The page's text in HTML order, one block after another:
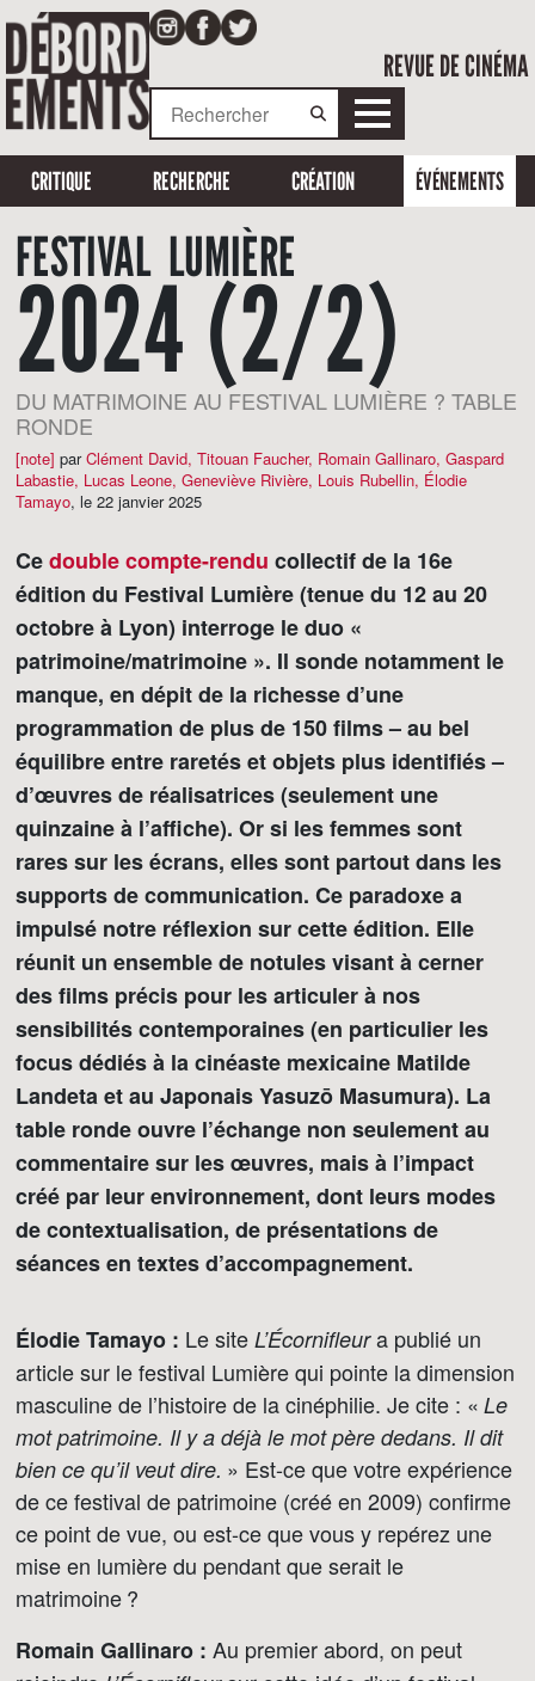
REVUE DE CINÉMA
CRITIQUE RECHERCHE CRÉATION ÉVÉNEMENTS
FESTIVAL LUMIÈRE
2024 (2/2)
DU MATRIMOINE AU FESTIVAL LUMIÈRE ? TABLE
RONDE
[note] parClément David, Titouan Faucher, Romain Gallinaro, Gaspard
Labastie, Lucas Leone, Geneviève Rivière, Louis Rubellin, Élodie
Tamayo, le 22 janvier 2025
Cedouble compte-rendu collectif de la 16e
édition du Festival Lumière (tenue du 12 au 20
octobre à Lyon) interroge le duo «
patrimoine/matrimoine ». Il sonde notamment le
manque, en dépit de la richesse d’une
programmation de plus de 150 films – au bel
équilibre entre raretés et objets plus identifiés –
d’œuvres de réalisatrices (seulement une
quinzaine à l’affiche). Or si les femmes sont
rares sur les écrans, elles sont partout dans les
supports de communication. Ce paradoxe a
impulsé notre réflexion sur cette édition. Elle
réunit un ensemble de notules visant à cerner
des films précis pour les articuler à nos
sensibilités contemporaines (en particulier les
focus dédiés à la cinéaste mexicaine Matilde
Landeta et au Japonais Yasuzō Masumura). La
table ronde ouvre l’échange non seulement au
commentaire sur les œuvres, mais à l’impact
créé par leur environnement, dont leurs modes
de contextualisation, de présentations de
séances en textes d’accompagnement.
Élodie Tamayo : Le site L’Écornifleura publié un
article sur le festival Lumière qui pointe la dimension
masculine de l’histoire de la cinéphilie. Je cite : « Le
mot patrimoine. Il y a déjà le mot père dedans. Il dit
bien ce qu’il veut dire. » Est-ce que votre expérience
de ce festival de patrimoine (créé en 2009) confirme
ce point de vue, ou est-ce que vous y repérez une
mise en lumière du pendant que serait le
matrimoine ?
Romain Gallinaro : Au premier abord, on peut